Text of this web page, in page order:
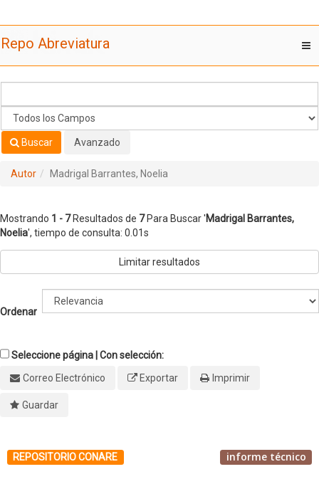
Noelia'
Repo Abreviatura
Buscar Avanzado
Autor Madrigal Barrantes, Noelia
Mostrando 1 - 7Resultados de 7Para Buscar 'Madrigal Barrantes,
Noelia', tiempo de consulta: 0.01s
Limitar resultados
Ordenar
Seleccione página | Con selección:
Correo Electrónico
Exportar Imprimir
Guardar
REPOSITORIO CONARE informe técnico